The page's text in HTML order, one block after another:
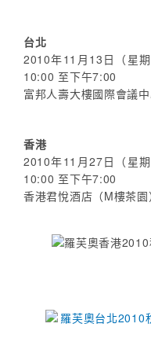
台北
2010年11月13日（星
10:00 至下午7:00
富邦人壽大樓國際會議
香港
2010年11月27日（星
10:00 至下午7:00
香港君悅酒店（M樓茶